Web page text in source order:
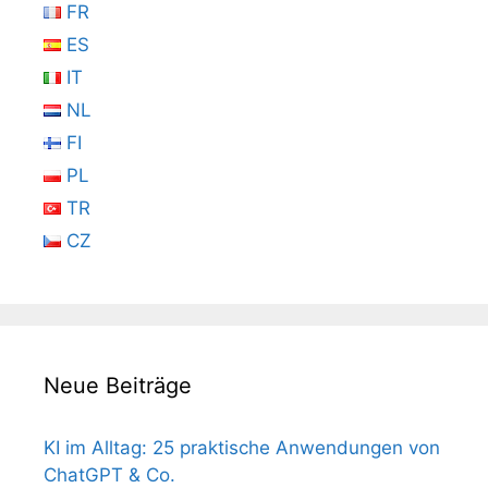
FR
ES
IT
NL
FI
PL
TR
CZ
Neue Beiträge
KI im Alltag: 25 praktische Anwendungen von
ChatGPT & Co.